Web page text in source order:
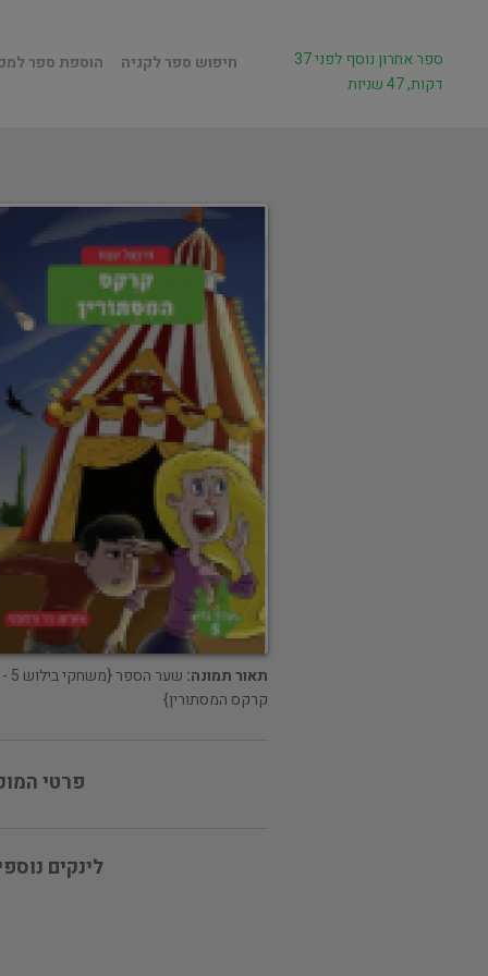
חיפוש ספר לקניה הוספת ספר
ספר אחרון נוסף לפני 37
דקות, 47 שניות
תאור תמונה:
שער הספר {משחקי בילוש 5 -
קרקס המסתורין}
פרטי
לינקים